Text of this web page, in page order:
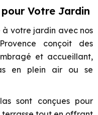
pour Votre Jardin
à votre jardin avec nos
conçoit des
et accueillant,
en plein air ou se
sont conçues pour